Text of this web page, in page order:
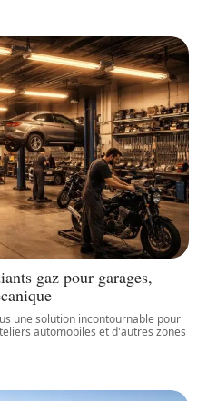
gaz pour garages,
une solution incontournable pour
automobiles et d'autres zones